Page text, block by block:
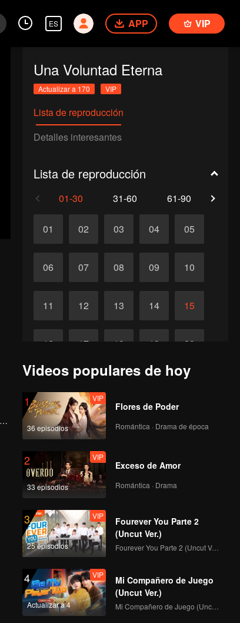
ES APP VIP
Una Voluntad Eterna
Actualizar a 170 VIP
Lista de reproducción
Detalles interesantes
Lista de reproducción
01-30 31-60 61-90
01 02 03 04 05
06 07 08 09 10
11 12 13 14 15
16 17 18 19 20
25
26 27
Videos populares de hoy
1
36 episodios
VIP
Flores de Poder
Romántica · Drama de época
2
33 episodios
VIP
Exceso de Amor
Romántica · Drama
3
25 episodios
VIP
Fourever You Parte 2
(Uncut Ver.)
Fourever You Parte 2 (Uncut Ver.)
4
Actualizar a 4
VIP
Mi Compañero de Juego
(Uncut Ver.)
Mi Compañero de Juego (Uncut Ver.)